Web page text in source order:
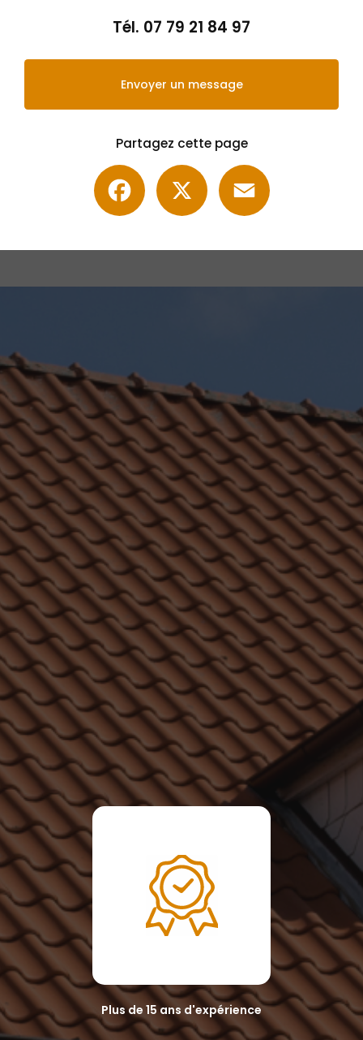
Tél. 07 79 21 84 97
Envoyer un message
Partagez cette page
Facebook
Plus de 15 ans d'expérience